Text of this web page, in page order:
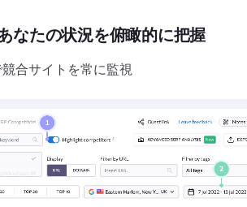
なたの状況を俯瞰的に把握
合サイトを常に監視